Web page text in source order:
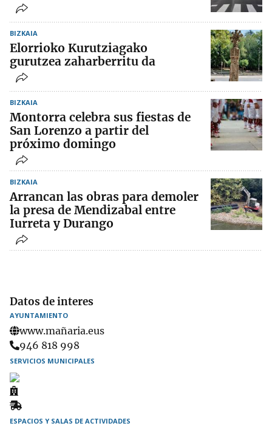
BIZKAIA
Elorrioko Kurutziagako
gurutzea zaharberritu da
BIZKAIA
Montorra celebra sus fiestas de
San Lorenzo a partir del
próximo domingo
BIZKAIA
Arrancan las obras para demoler
la presa de Mendizabal entre
Iurreta y Durango
Datos de interes
AYUNTAMIENTO
www.mañaria.eus
Teléfono
946 818 998
SERVICIOS MUNICIPALES
Recogida
de
ESPACIOS Y SALAS DE ACTIVIDADES